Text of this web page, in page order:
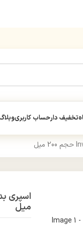
تخفیف دارحساب کاربری
میل